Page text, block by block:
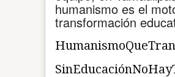
humanismo es el
transformación